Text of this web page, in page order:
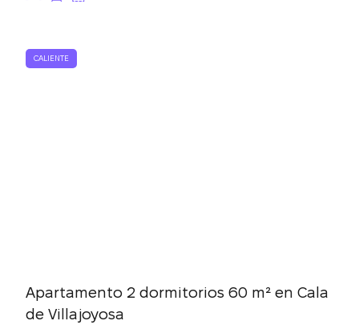
CALIENTE
Apartamento 2 dormitorios 60 m² en Cala
de Villajoyosa